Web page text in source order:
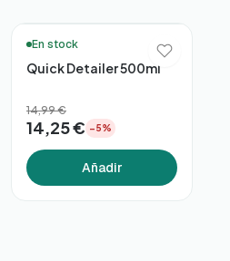
En stock
Quick Detailer 500ml
14,99 €
14,25 € −5%
Añadir